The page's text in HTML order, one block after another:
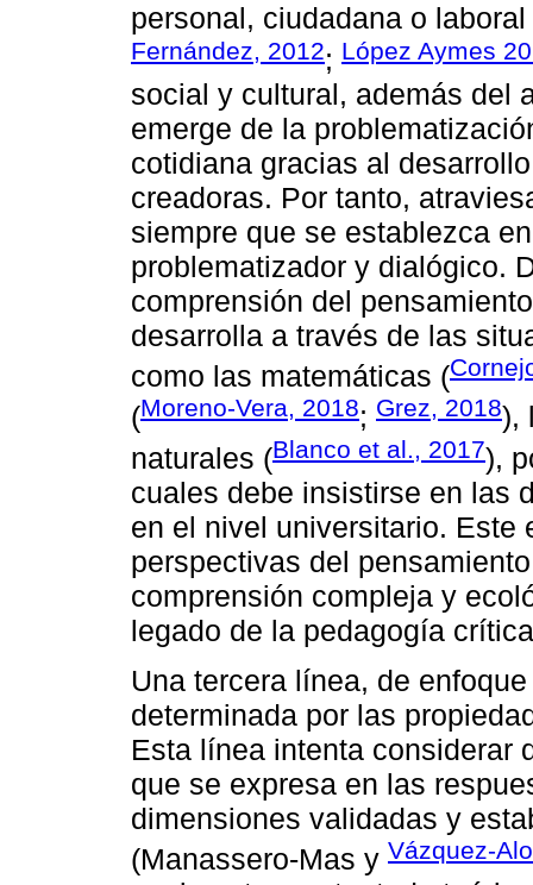
personal, ciudadana o laboral
Fernández, 2012; López Aymes
social y cultural, además del
emerge de la
cotidiana gracias al
creadoras. Por tanto,
siempre que se establezca
problematizador y dialógico.
comprensión del
desarrolla a través de las
como las matemáticas (
(Moreno-Vera, 2018; Grez, 2018),
naturales (Blanco et al., 2017),
cuales debe insistirse en las
en el nivel universitario. Este
perspectivas del
comprensión compleja y
legado de la pedagogía
Una tercera línea, de
determinada por las
Esta línea intenta considerar
que se expresa en las
dimensiones validadas y
(Manassero-Mas y Vázquez-